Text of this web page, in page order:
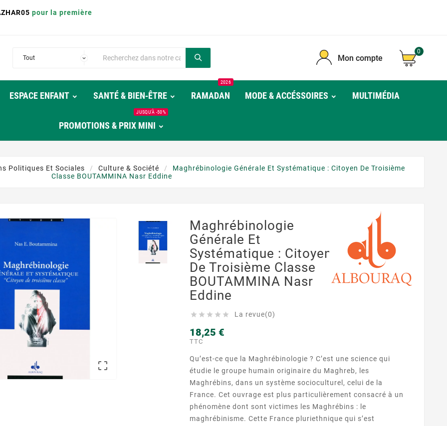
pour la première
Mon compte
0
ESPACE ENFANT SANTÉ & BIEN‑ÊTRE RAMADAN
2026
MODE & ACCÉSSOIRES MULTIMÉDIA
PROMOTIONS & PRIX MINI
JUSQU'À -50%
Politiques Et Sociales Culture & Société
Maghrébinologie Générale Et Systématique : Citoyen De Troisième
Classe BOUTAMMINA Nasr Eddine

Maghrébinologie
Générale Et
Systématique : Citoyen
De Troisième Classe
BOUTAMMINA Nasr
Eddine
     La revue(0)
18,25 €
TTC
Qu’est-ce que la Maghrébinologie ? C’est une science qui
étudie le groupe humain originaire du Maghreb, les
Maghrébins, dans un système socioculturel, celui de la
France. Cet ouvrage est plus particulièrement consacré à un
phénomène dont sont victimes les Maghrébins : le
maghrébinisme. Cette France pluriethnique qui s’est